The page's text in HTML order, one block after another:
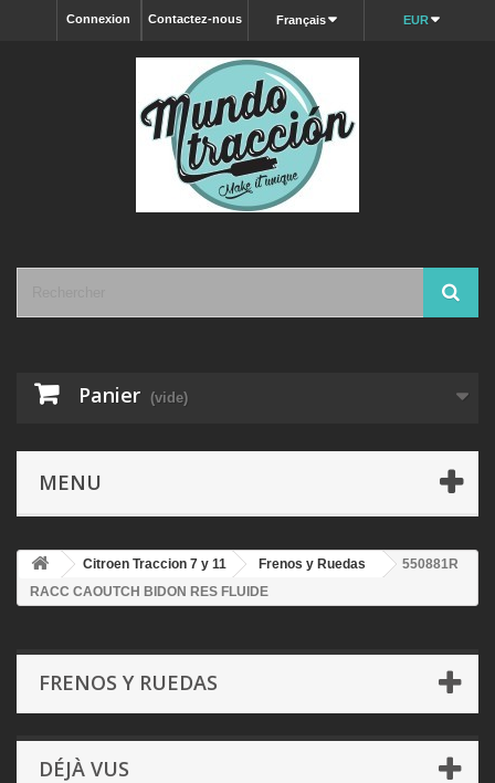
EUR
Français
Contactez-nous
Connexion
Panier (vide)
MENU
Citroen Traccion 7 y 11 Frenos y Ruedas
550881R
RACC CAOUTCH BIDON RES FLUIDE
FRENOS Y RUEDAS
DÉJÀ VUS